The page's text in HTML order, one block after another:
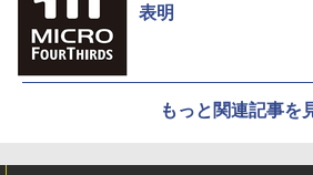
表明
もっと関連記事を